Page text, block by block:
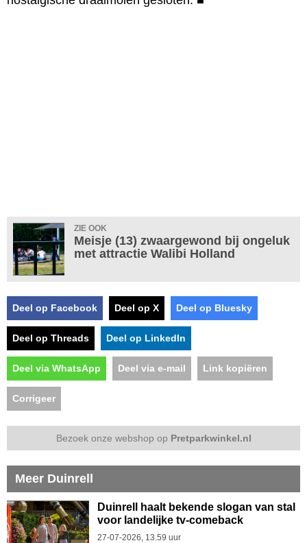
ZIE OOK
Meisje (13) zwaargewond bij ongeluk
met attractie Walibi Holland
Deel op Facebook Deel op X Deel op Bluesky
Deel op Threads Deel op LinkedIn
Deel via WhatsApp Deel via e-mail Link kopiëren
Corrigeer
Bezoek onze webshop op Pretparkwinkel.nl
Meer Duinrell
Duinrell haalt bekende slogan van stal
voor landelijke tv-comeback
27-07-2026, 13.59 uur